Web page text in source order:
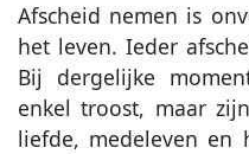
Afscheid nemen is
het leven. Ieder
Bij dergelijke
enkel troost, maar
liefde, medeleven en